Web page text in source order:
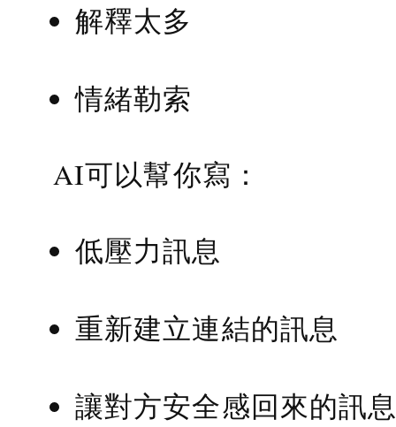
解釋太多
情緒勒索
AI可以幫你寫：
低壓力訊息
重新建立連結的訊息
讓對方安全感回來的訊